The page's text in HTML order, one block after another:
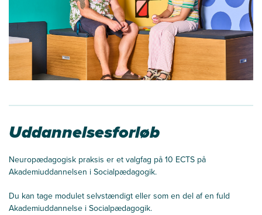
Uddannelsesforløb
Neuropædagogisk praksis er et valgfag på 10 ECTS på
Akademiuddannelsen i Socialpædagogik.
Du kan tage modulet selvstændigt eller som en del af en fuld
Akademiuddannelse i Socialpædagogik.